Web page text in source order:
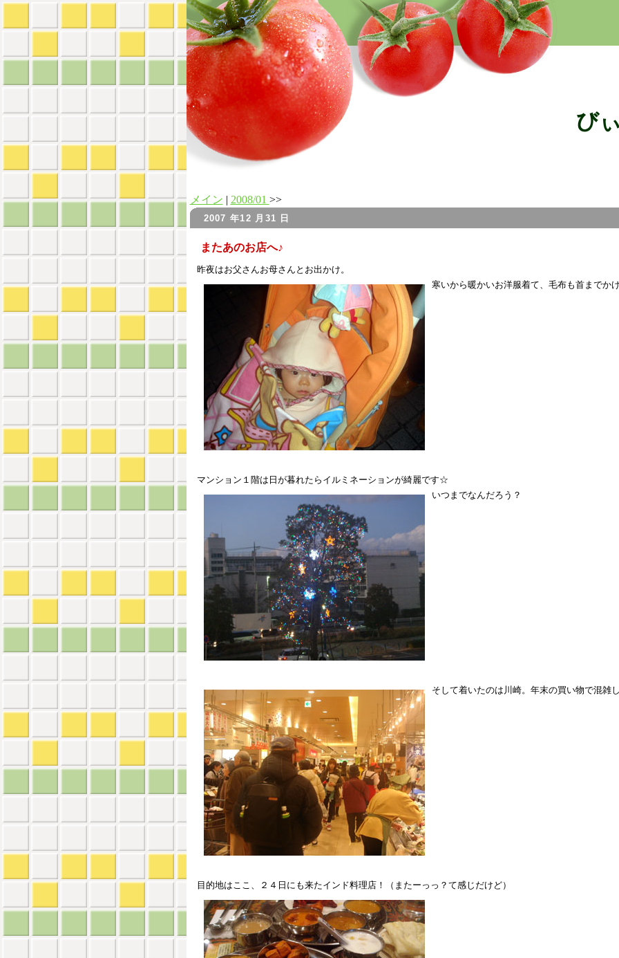
び
メイン | 2008/01 >>
2007 年12 月31 日
またあのお店へ♪
昨夜はお父さんお母さんとお出かけ。
寒いから暖かいお洋服着て、毛布も首までか
マンション１階は日が暮れたらイルミネーションが綺麗です☆
いつまでなんだろう？
そして着いたのは川崎。年末の買い物で混雑
目的地はここ、２４日にも来たインド料理店！（またーっっ？て感じだけど）